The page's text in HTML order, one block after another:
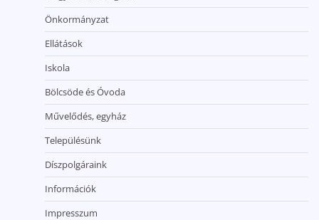
Önkormányzat
Ellátások
Iskola
Bölcsöde és Óvoda
Művelődés, egyház
Településünk
Díszpolgáraink
Információk
Impresszum